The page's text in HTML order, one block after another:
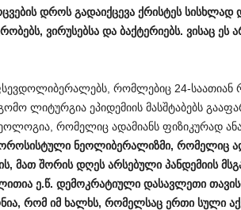
დროს გადაიქცევა ქრისტეს სისხლად
, ვირუსებსა და ბაქტერიებს. ვისაც ეს
რომლებიც 24-საათიან
ლიტურგია ეპიდემიის მასშტაბებს
რომელიც ადამიანს ფიზიკურად
ნეოლიბერალიზმი, რომელიც
, მათ შორის დღეს არსებული პანდემიის
ე.წ. დემოკრატიული დასავლეთი
, რომ იმ ხალხს, რომელსაც ერთი სული